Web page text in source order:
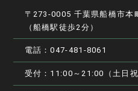
〒273-0005 千葉県船橋市本
（船橋駅徒歩2分）
電話：047-481-8061
受付：11:00～21:00（土日